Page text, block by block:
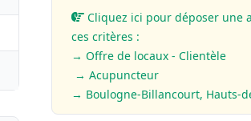
Cliquez ici pour déposer une
ces critères :
→ Offre de locaux - Clientèle
→ Acupuncteur
→ Boulogne-Billancourt, Hauts-